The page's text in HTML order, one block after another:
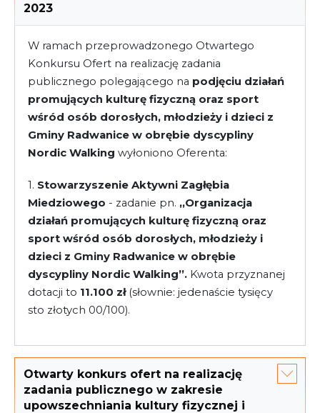
2023
W ramach przeprowadzonego Otwartego
Konkursu Ofert na realizację zadania
publicznego polegającego na podjęciu działań
promujących kulturę fizyczną oraz sport
wśród osób dorosłych, młodzieży i dzieci z
Gminy Radwanice w obrębie dyscypliny
Nordic Walkingwyłoniono Oferenta:
1. Stowarzyszenie Aktywni Zagłębia
Miedziowego - zadanie pn. ,,Organizacja
działań promujących kulturę fizyczną oraz
sport wśród osób dorosłych, młodzieży i
dzieci z Gminy Radwanice w obrębie
dyscypliny Nordic Walking’’. Kwota przyznanej
dotacji to 11.100 zł(słownie: jedenaście tysięcy
sto złotych 00/100).
Otwarty konkurs ofert na realizację
zadania publicznego w zakresie
upowszechniania kultury fizycznej i